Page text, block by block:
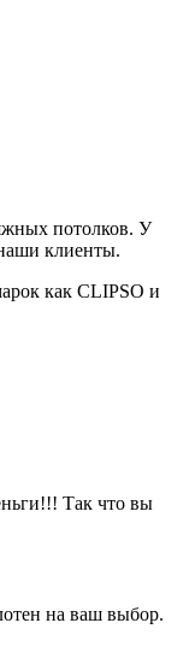
потолков. У
клиенты.
как CLIPSO и
Так что вы
на ваш выбор.